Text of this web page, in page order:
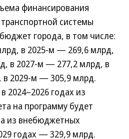
финансирования
системы
города, в том числе:
в 2025-м — 269,6 млрд,
в 2027-м — 277,2 млрд, в
2029-м — 305,9 млрд.
2024–2026 годах из
на программу будет
из внебюджетных
годах — 329,9 млрд.